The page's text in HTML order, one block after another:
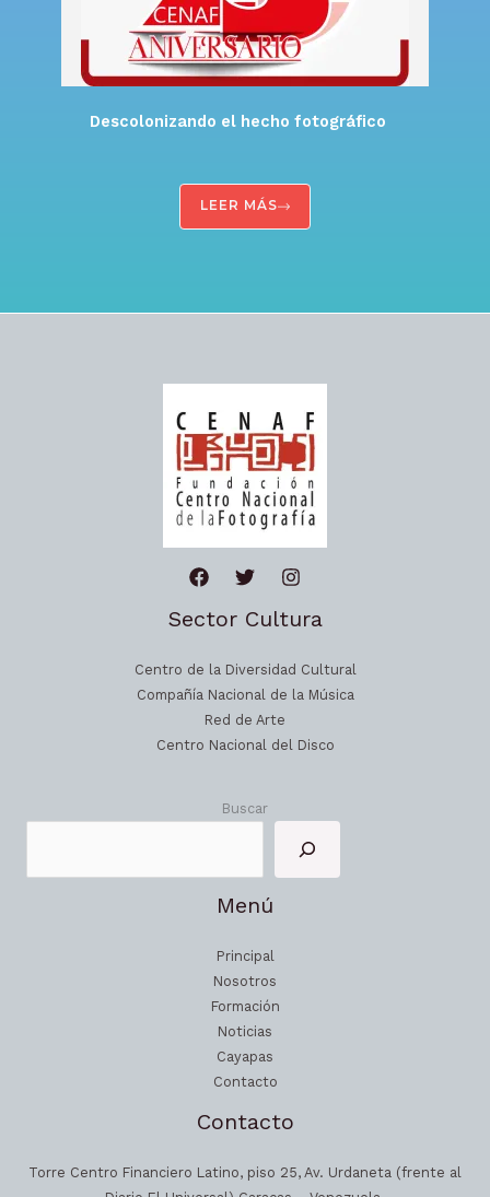
Descolonizando el hecho fotográfico
LEER MÁS
Sector Cultura
Centro de la Diversidad Cultural
Compañía Nacional de la Música
Red de Arte
Centro Nacional del Disco
Buscar
Menú
Principal
Nosotros
Formación
Noticias
Cayapas
Contacto
Contacto
Torre Centro Financiero Latino, piso 25, Av. Urdaneta (frente al